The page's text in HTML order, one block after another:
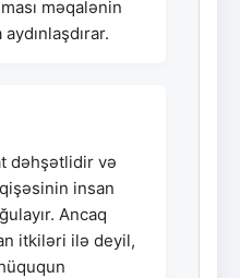
məqalənin
dəhşətlidir və
insan
Ancaq
itkiləri ilə deyil,